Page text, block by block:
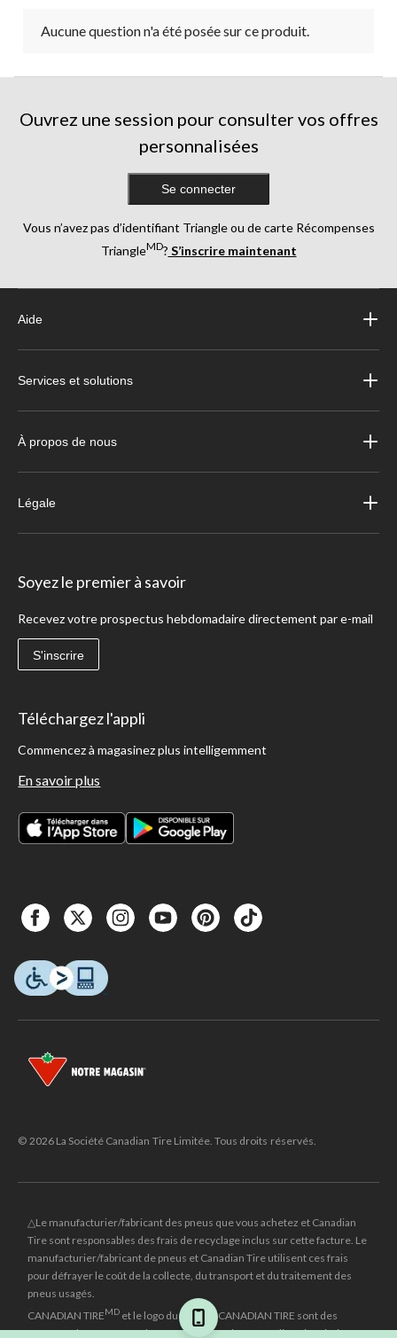
Aucune question n'a été posée sur ce produit.
Ouvrez une session pour consulter vos offres
personnalisées
Se connecter
Vous n’avez pas d’identifiant Triangle ou de carte Récompenses
TriangleMD? S’inscrire maintenant
Aide
Services et solutions
À propos de nous
Légale
Soyez le premier à savoir
Recevez votre prospectus hebdomadaire directement par e-mail
S'inscrire
Téléchargez l'appli
Commencez à magasinez plus intelligemment
En savoir plus
© 2026 La Société Canadian Tire Limitée. Tous droits réservés.
△Le manufacturier/fabricant des pneus que vous achetez et Canadian
Tire sont responsables des frais de recyclage inclus sur cette facture. Le
manufacturier/fabricant de pneus et Canadian Tire utilisent ces frais
pour défrayer le coût de la collecte, du transport et du traitement des
pneus usagés.
CANADIAN TIREMD et le logo du triangle CANADIAN TIRE sont des
marques de commerce déposées de la Société Canadian Tire Limitée.